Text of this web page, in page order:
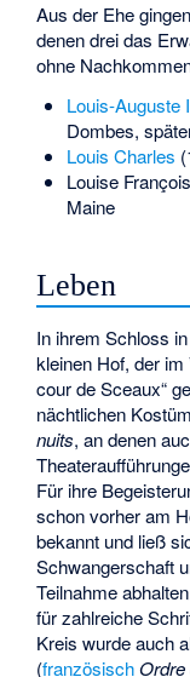
Aus der Ehe
denen drei das
ohne
Louis-Auguste
Dombes,
Louis Charles
Louise
Maine
Leben
In ihrem Schloss
kleinen Hof, der im
cour de Sceaux“
nächtlichen
nuits, an denen
Für ihre
schon vorher am
bekannt und ließ
Schwangerschaft
Teilnahme
für zahlreiche
Kreis wurde auch
(französisch